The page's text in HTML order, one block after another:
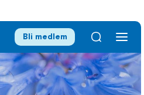
Bli medlem